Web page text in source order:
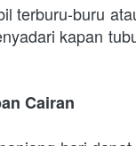
terburu-buru
kapan
Cairan